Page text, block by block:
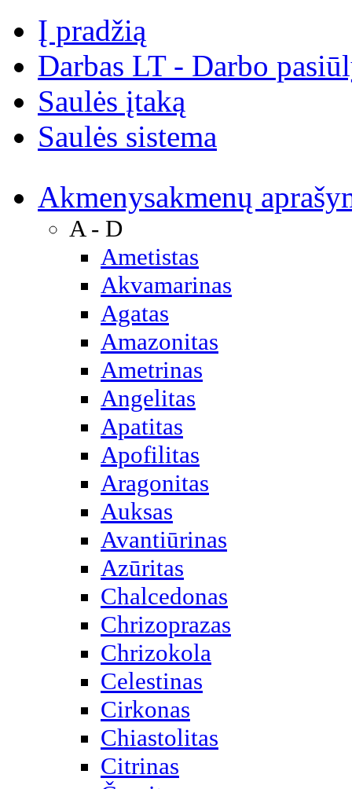
Į pradžią
Darbas LT - Darbo
Saulės įtaką
Saulės sistema
Akmenysakmenų
A - D
Ametistas
Akvamarinas
Agatas
Amazonitas
Ametrinas
Angelitas
Apatitas
Apofilitas
Aragonitas
Auksas
Avantiūrinas
Azūritas
Chalcedonas
Chrizoprazas
Chrizokola
Celestinas
Cirkonas
Chiastolitas
Citrinas